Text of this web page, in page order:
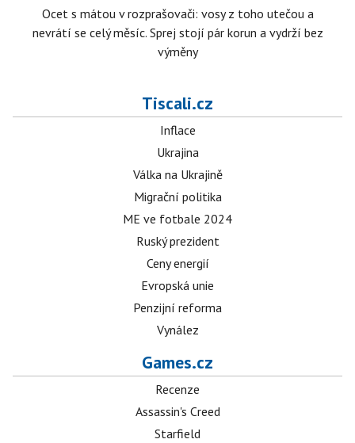
Ocet s mátou v rozprašovači: vosy z toho utečou a
nevrátí se celý měsíc. Sprej stojí pár korun a vydrží bez
výměny
Tiscali.cz
Inflace
Ukrajina
Válka na Ukrajině
Migrační politika
ME ve fotbale 2024
Ruský prezident
Ceny energií
Evropská unie
Penzijní reforma
Vynález
Games.cz
Recenze
Assassin's Creed
Starfield